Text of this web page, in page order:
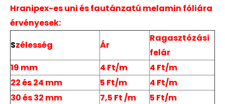
Hranipex-es uni és fautánzatú melamin fóliára
érvényesek:
Szélesség Ár
Ragasztózási
felár
19 mm
4 Ft/m
4 Ft/m
22 és 24 mm
5 Ft/m
4 Ft/m
30 és 32 mm
7,5 Ft /m
5 Ft/m